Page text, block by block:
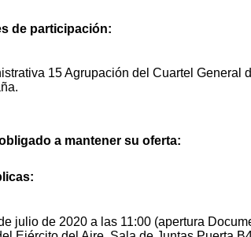
de participación:
15 Agrupación del Cuartel General
a mantener su oferta:
julio de 2020 a las 11:00 (apertura